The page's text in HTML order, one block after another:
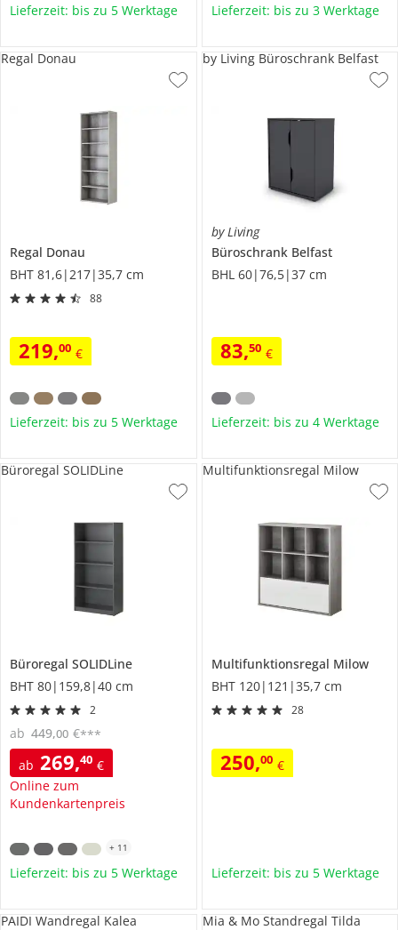
Lieferzeit: bis zu 5 Werktage Lieferzeit: bis zu 3 Werktage
Regal Donau
BHT 81,6|217|35,7 cm
88
219,00 €
Regal Donau
Lieferzeit: bis zu 5 Werktage
by Living
Büroschrank Belfast
BHL 60|76,5|37 cm
83,50 €
by Living Büroschrank Belfast
Lieferzeit: bis zu 4 Werktage
Büroregal SOLIDLine
BHT 80|159,8|40 cm
2
ab 269,40 €
Online zum
Kundenkartenpreis
ab 449,00 €***
Büroregal SOLIDLine
+ 11
Lieferzeit: bis zu 5 Werktage
Multifunktionsregal Milow
BHT 120|121|35,7 cm
28
250,00 €
Multifunktionsregal Milow
Lieferzeit: bis zu 5 Werktage
PAIDI Wandregal Kalea Mia & Mo Standregal Tilda